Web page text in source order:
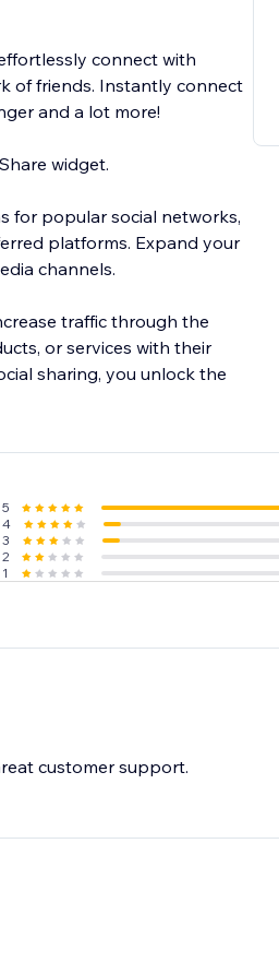
connect with
of friends. Instantly connect
and a lot more!
widget.
for popular social networks,
platforms. Expand your
channels.
traffic through the
or services with their
sharing, you unlock the
5
4
3
2
1
customer support.